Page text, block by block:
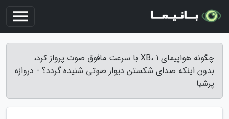
چگونه هواپیمای XB، 1 با سرعت مافوق صوت پرواز کرد،
بدون اینکه صدای شکستن دیوار صوتی شنیده گردد؟ - دروازه
پرشیا